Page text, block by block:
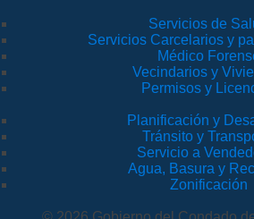
Servicios de
Servicios Carcelarios y
Médico
Vecindarios y
Permisos y
Planificación y
Tránsito y
Servicio a
Agua, Basura y
Zonificación